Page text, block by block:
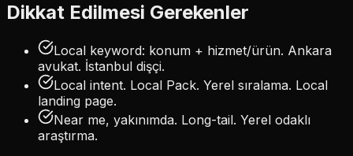
Dikkat Edilmesi Gerekenler
Local keyword: konum + hizmet/ürün. Ankara
avukat. İstanbul dişçi.
Local intent. Local Pack. Yerel sıralama. Local
landing page.
Near me, yakınımda. Long-tail. Yerel odaklı
araştırma.